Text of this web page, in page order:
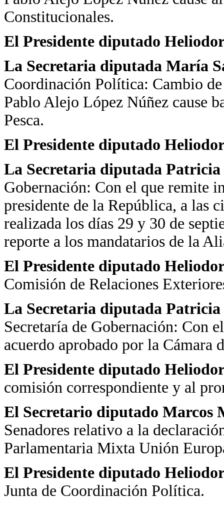
Constitucionales.
El Presidente diputado
La Secretaria diputada María
Coordinación Política: Cambio
Pablo Alejo López Núñez cause
Pesca.
El Presidente diputado
La Secretaria diputada
Gobernación: Con el que remite
presidente de la República, a las
realizada los días 29 y 30 de
reporte a los mandatarios de la
El Presidente diputado
Comisión de Relaciones
La Secretaria diputada
Secretaría de Gobernación: Con
acuerdo aprobado por la Cámara
El Presidente diputado
comisión correspondiente y al
El Secretario diputado Marcos
Senadores relativo a la
Parlamentaria Mixta Unión
El Presidente diputado
Junta de Coordinación Política.